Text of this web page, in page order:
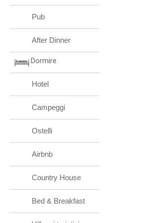
Pub
After Dinner
Dormire
Hotel
Campeggi
Ostelli
Airbnb
Country House
Bed & Breakfast